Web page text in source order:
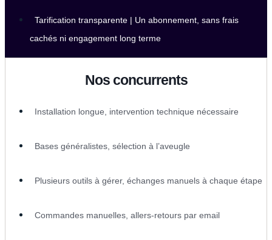
Tarification transparente | Un abonnement, sans frais
cachés ni engagement long terme
Nos concurrents
Installation longue, intervention technique nécessaire
Bases généralistes, sélection à l’aveugle
Plusieurs outils à gérer, échanges manuels à chaque étape
Commandes manuelles, allers-retours par email